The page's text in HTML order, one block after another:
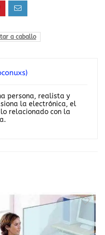
a caballo
persona, realista y
la electrónica, el
relacionado con la